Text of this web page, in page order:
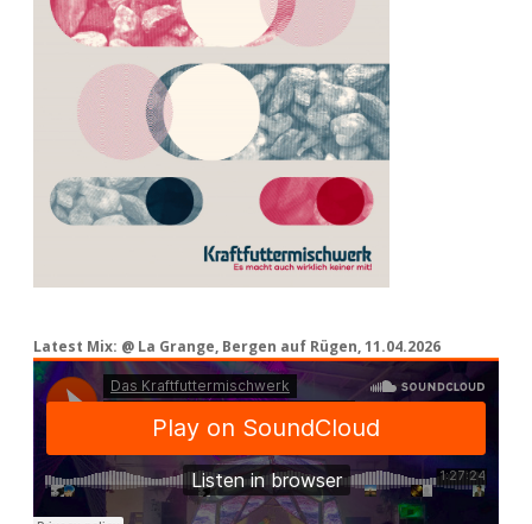
Latest Mix: @ La Grange, Bergen auf Rügen, 11.04.2026